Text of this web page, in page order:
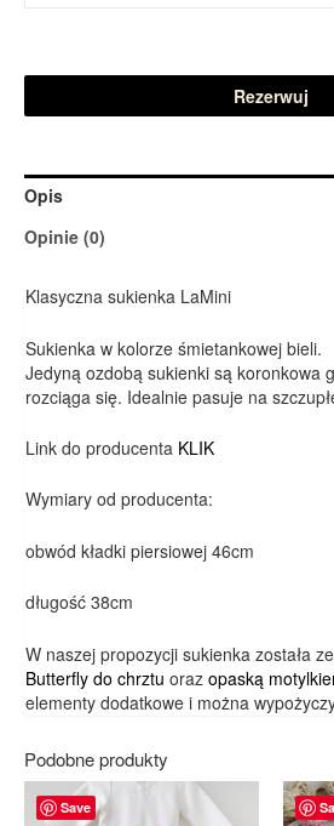
Rezerwuj
Opis
Opinie (0)
Klasyczna sukienka LaMini
Sukienka w kolorze śmietankowej bieli.
Jedyną ozdobą sukienki są koronkowa
rozciąga się. Idealnie pasuje na
Link do producenta KLIK
Wymiary od producenta:
obwód kładki piersiowej 46cm
długość 38cm
W naszej propozycji sukienka została
Butterfly do chrztu oraz opaską
elementy dodatkowe i można
Podobne produkty
Save